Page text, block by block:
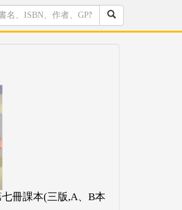
冊課本(三版,A、B本